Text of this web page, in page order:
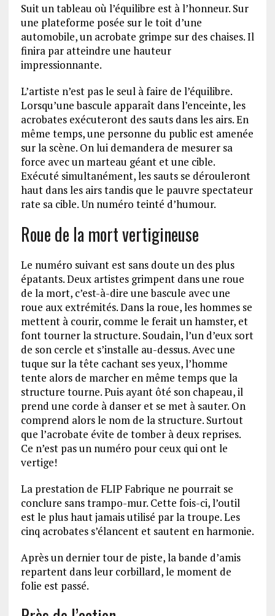
Suit un tableau où l’équilibre est à l’honneur. Sur
une plateforme posée sur le toit d’une
automobile, un acrobate grimpe sur des chaises. Il
finira par atteindre une hauteur
impressionnante.
L’artiste n’est pas le seul à faire de l’équilibre.
Lorsqu’une bascule apparaît dans l’enceinte, les
acrobates exécuteront des sauts dans les airs. En
même temps, une personne du public est amenée
sur la scène. On lui demandera de mesurer sa
force avec un marteau géant et une cible.
Exécuté simultanément, les sauts se dérouleront
haut dans les airs tandis que le pauvre spectateur
rate sa cible. Un numéro teinté d’humour.
Roue de la mort vertigineuse
Le numéro suivant est sans doute un des plus
épatants. Deux artistes grimpent dans une roue
de la mort, c’est-à-dire une bascule avec une
roue aux extrémités. Dans la roue, les hommes se
mettent à courir, comme le ferait un hamster, et
font tourner la structure. Soudain, l’un d’eux sort
de son cercle et s’installe au-dessus. Avec une
tuque sur la tête cachant ses yeux, l’homme
tente alors de marcher en même temps que la
structure tourne. Puis ayant ôté son chapeau, il
prend une corde à danser et se met à sauter. On
comprend alors le nom de la structure. Surtout
que l’acrobate évite de tomber à deux reprises.
Ce n’est pas un numéro pour ceux qui ont le
vertige!
La prestation de FLIP Fabrique ne pourrait se
conclure sans trampo-mur. Cette fois-ci, l’outil
est le plus haut jamais utilisé par la troupe. Les
cinq acrobates s’élancent et sautent en harmonie.
Après un dernier tour de piste, la bande d’amis
repartent dans leur corbillard, le moment de
folie est passé.